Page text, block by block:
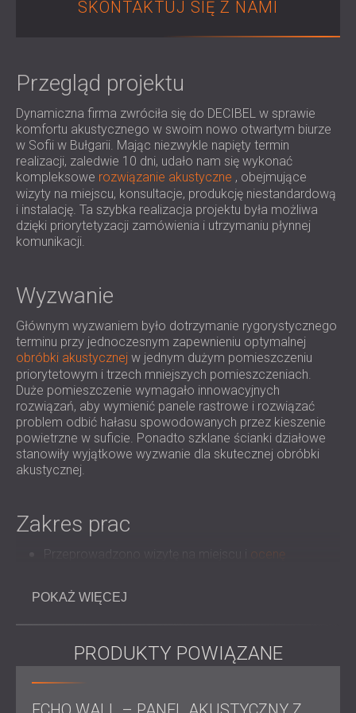
IZOLACJA AKUSTYCZNA I PANELE
AKUSTYCZNE DLA RESTAURACJI I
IZOLACJA AKUSTYCZNA I ROZWIĄZANIA
AKUSTYCZNE DLA HOTELI
IZOLACJA AKUSTYCZNA I PANELE
AKUSTYCZNE DO HAL I TEATRÓW
ROZWIĄZANIA DŹWIĘKOSZCZELNE I
AKUSTYCZNE DLA POWIERZCHNI
HANDLOWYCH
WYCISZANIE I AKUSTYKA W OBIEKTACH
EDUKACYJNYCH
ZDROWIA
ROZWIĄZANIA DŹWIĘKOSZCZELNE I
AKUSTYCZNE DLA SEKTORA AUDIOLOGII
ROZWIĄZANIA DŹWIĘKOSZCZELNE I
AKUSTYCZNE DLA CENTRÓW DANYCH
ROMÂNIA (RO)
USA (US)
SOUTH AFRICA (ZA)
SKONTAKTUJ SIĘ Z NAMI
Przegląd projektu
Dynamiczna firma zwróciła się do DECIBEL w sprawie
komfortu akustycznego w swoim nowo otwartym biurze
w Sofii w Bułgarii. Mając niezwykle napięty termin
realizacji, zaledwie 10 dni, udało nam się wykonać
kompleksowe rozwiązanie akustyczne , obejmujące
wizyty na miejscu, konsultacje, produkcję niestandardową
i instalację. Ta szybka realizacja projektu była możliwa
dzięki priorytetyzacji zamówienia i utrzymaniu płynnej
komunikacji.
Wyzwanie
Głównym wyzwaniem było dotrzymanie rygorystycznego
terminu przy jednoczesnym zapewnieniu optymalnej
obróbki akustycznej w jednym dużym pomieszczeniu
priorytetowym i trzech mniejszych pomieszczeniach.
Duże pomieszczenie wymagało innowacyjnych
rozwiązań, aby wymienić panele rastrowe i rozwiązać
problem odbić hałasu spowodowanych przez kieszenie
powietrzne w suficie. Ponadto szklane ścianki działowe
stanowiły wyjątkowe wyzwanie dla skutecznej obróbki
akustycznej.
Zakres prac
Przeprowadzono wizytę na miejscu i
ocenę
Dostarczyliśmy próbki, opcje kolorystyczne i
indywidualną ofertę.
Zainstalowane rozwiązania w:
Duże pomieszczenie: Panele rastrowe
zastąpiono niestandardowymi panelami
POKAŻ WIĘCEJ
PRODUKTY POWIĄZANE